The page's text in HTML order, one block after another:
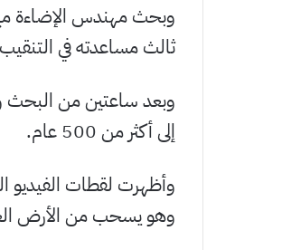
وبحث مهندس الإضاءة
ثالث مساعدته في
إلى أكثر من 500 عام.
وهو يسحب من الأرض